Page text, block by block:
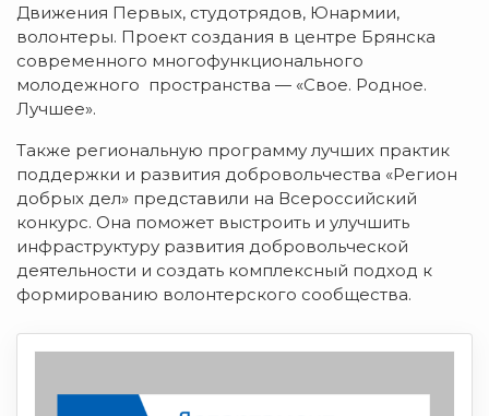
Движения Первых, студотрядов, Юнармии,
волонтеры. Проект создания в центре Брянска
современного многофункционального
молодежного пространства — «Свое. Родное.
Лучшее».
Также региональную программу лучших практик
поддержки и развития добровольчества «Регион
добрых дел» представили на Всероссийский
конкурс. Она поможет выстроить и улучшить
инфраструктуру развития добровольческой
деятельности и создать комплексный подход к
формированию волонтерского сообщества.